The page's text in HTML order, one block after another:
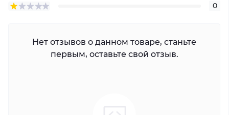
0
Нет отзывов о данном товаре, станьте
первым, оставьте свой отзыв.